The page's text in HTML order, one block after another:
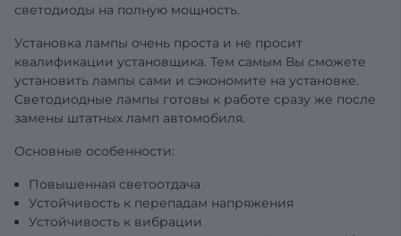
светодиоды на полную мощность.
Установка лампы очень проста и не просит
квалификации установщика. Тем самым Вы сможете
установить лампы сами и сэкономите на установке.
Светодиодные лампы готовы к работе сразу же после
замены штатных ламп автомобиля.
Основные особенности:
Повышенная светоотдача
Устойчивость к перепадам напряжения
Устойчивость к вибрации